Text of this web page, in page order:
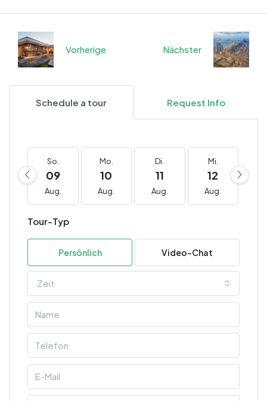
Vorherige Nächster
Schedule a tour Request Info
So.
09
Aug.
Mo.
10
Aug.
Di.
11
Aug.
Mi.
12
Aug.
Tour-Typ
Persönlich Video-Chat
Zeit